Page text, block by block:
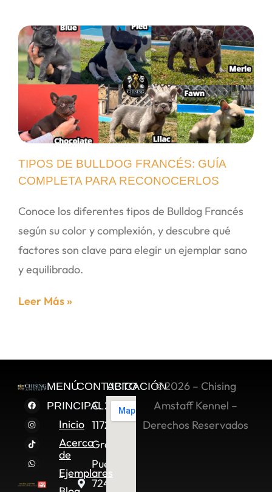
TIPOS DE BULLDOG FRANCÉS: GUÍA
COMPLETA PARA RECONOCERLOS
Conoce los diferentes tipos de Bulldog Francés
según su color y complexión, y descubre qué
factores son clave para elegir un ejemplar sano
y equilibrado.
Leer Más »
MENÚ
PRINCIPAL
Inicio
Acerca
de
Ejemplares
CONTACTO
C. 2 Sur
11722,
Granjas
Puebla,
72490
UBICACIÓN©2026 – Chising
Amstaff Kennel –
Derechos Reservados